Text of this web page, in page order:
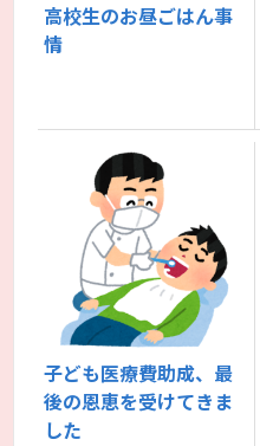
高校生のお昼ごはん事
情
子ども医療費助成、最
後の恩恵を受けてきま
した